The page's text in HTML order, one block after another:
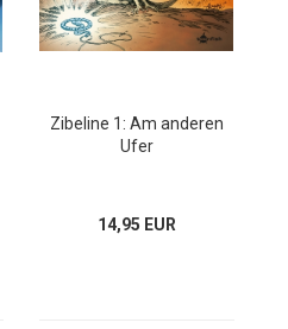
Zibeline 1: Am anderen
Ufer
14,95 EUR